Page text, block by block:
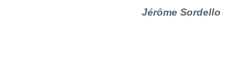
Jérôme Sordello